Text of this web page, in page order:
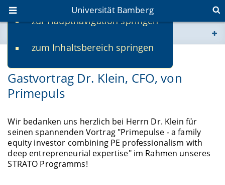
zur Hauptnavigation springen
zum Inhaltsbereich springen
Universität Bamberg
www.uni-bamberg.de
univis.uni-bamberg.de
Gastvortrag Dr. Klein, CFO, von
Primepuls
Wir bedanken uns herzlich bei Herrn Dr. Klein für
seinen spannenden Vortrag "Primepulse - a family
equity investor combining PE professionalism with
deep entrepreneurial expertise" im Rahmen unseres
STRATO Programms!